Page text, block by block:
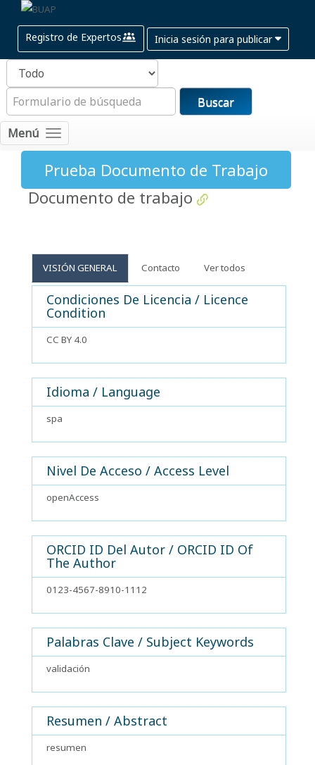
Registro de Expertos Inicia sesión para publicar
Buscar
Menú
Prueba Documento de Trabajo
Documento de trabajo
VISIÓN GENERAL Contacto Ver todos
Condiciones De Licencia / Licence
Condition
CC BY 4.0
Idioma / Language
spa
Nivel De Acceso / Access Level
openAccess
ORCID ID Del Autor / ORCID ID Of
The Author
0123-4567-8910-1112
Palabras Clave / Subject Keywords
validación
Resumen / Abstract
resumen